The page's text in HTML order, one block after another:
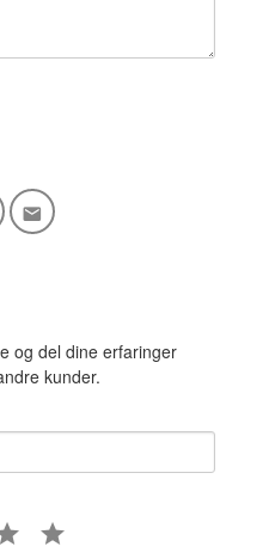
og del dine erfaringer
kunder.
5 star